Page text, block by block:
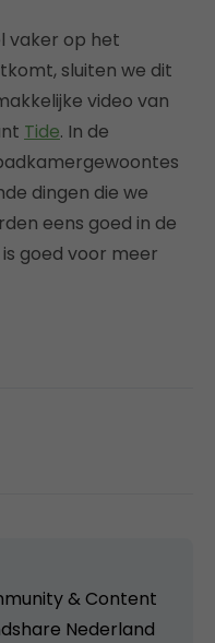
vaker op het
sluiten we dit
video van
Tide. In de
dingen die we
eens goed in de
goed voor meer
& Content
Nederland